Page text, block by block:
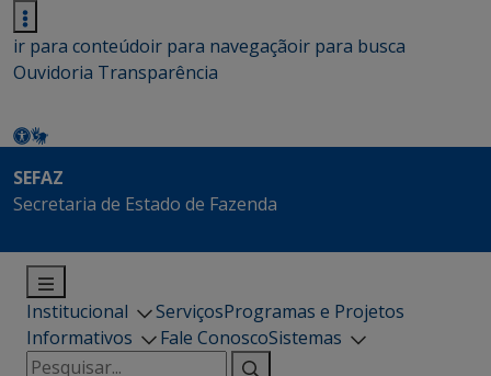
ir para conteúdoir para navegaçãoir para busca
Ouvidoria Transparência
SEFAZ
Secretaria de Estado de Fazenda
Institucional ServiçosProgramas e Projetos
Informativos
Fale ConoscoSistemas
Pesquisar